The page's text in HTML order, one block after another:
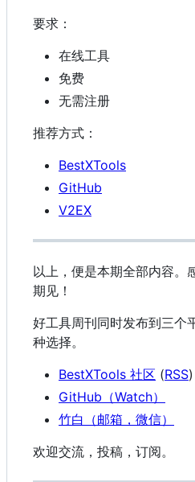
要求：
在线工具
免费
无需注册
推荐方式：
BestXTools
GitHub
V2EX
以上，便是本期全部内容。
期见！
好工具周刊同时发布到三个
种选择。
BestXTools 社区 (RSS)
GitHub（Watch）
竹白（邮箱，微信）
欢迎交流，投稿，订阅。